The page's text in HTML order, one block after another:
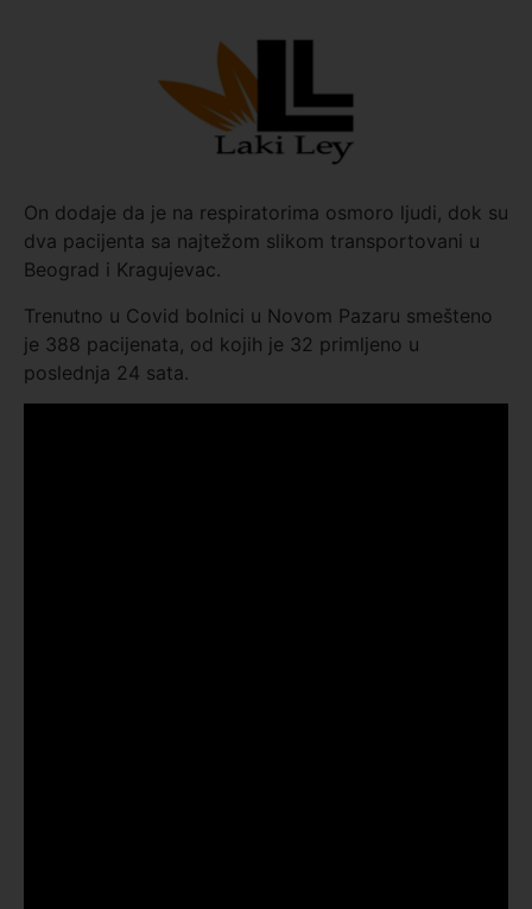
On dodaje da je na respiratorima osmoro ljudi, dok su
dva pacijenta sa najtežom slikom transportovani u
Beograd i Kragujevac.
Trenutno u Covid bolnici u Novom Pazaru smešteno
je 388 pacijenata, od kojih je 32 primljeno u
poslednja 24 sata.